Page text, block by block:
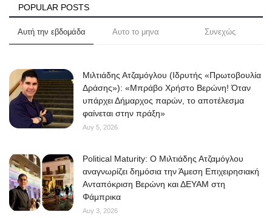
POPULAR POSTS
Αυτή την εβδομάδα Αυτο το μηνα Συνεχώς
Μιλτιάδης Ατζαμόγλου (Ιδρυτής «Πρωτοβουλία
Δράσης»): «Μπράβο Χρήστο Βερώνη! Όταν
υπάρχει Δήμαρχος παρών, το αποτέλεσμα
φαίνεται στην πράξη»
Αυγ 5, 2026
Political Maturity: Ο Μιλτιάδης Ατζαμόγλου
αναγνωρίζει δημόσια την Άμεση Επιχειρησιακή
Ανταπόκριση Βερώνη και ΔΕΥΑΜ στη
Φάμπρικα
Αυγ 3, 2026